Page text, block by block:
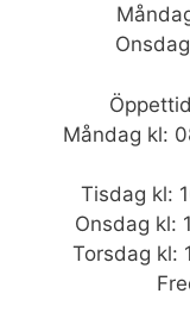
Måndag kl:
Tisdag kl:
Onsdag kl:
Torsdag kl: